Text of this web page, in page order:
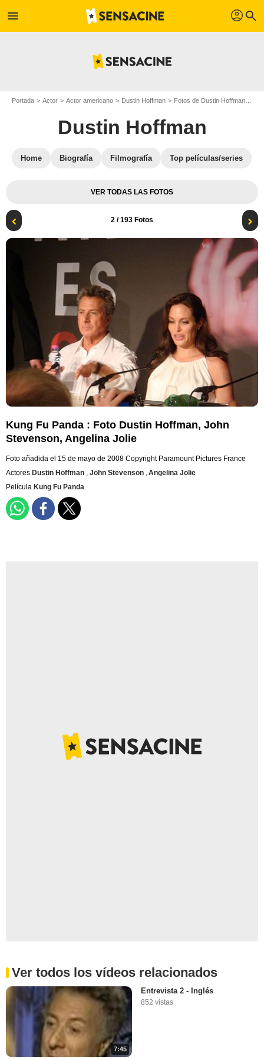
menu profil search
Portada Actor Actor americano Dustin Hoffman Fotos de Dustin Hoffman
Dustin Hoffman
Home Biografía Filmografía Top películas/series
VER TODAS LAS FOTOS
2 / 193 Fotos
Kung Fu Panda : Foto Dustin Hoffman, John
Stevenson, Angelina Jolie
Foto añadida el 15 de mayo de 2008 Copyright Paramount Pictures France
Actores Dustin Hoffman , John Stevenson ,Angelina Jolie
Película Kung Fu Panda
Ver todos los vídeos relacionados
7:45
Entrevista 2 - Inglés
852 vistas